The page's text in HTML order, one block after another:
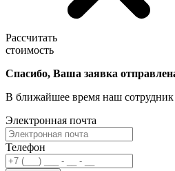
Рассчитать
стоимость
Спасибо, Ваша заявка
В ближайшее время наш сотрудник
Электронная почта
Телефон